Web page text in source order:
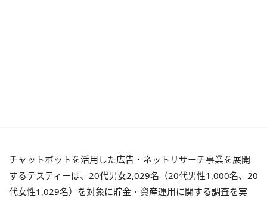
チャットボットを活用した広告・ネットリサーチ事業を展開
するテスティーは、 20代男女2,029名（20代男性1,000名、 20
代女性1,029名）を対象に貯金・資産運用に関する調査を実